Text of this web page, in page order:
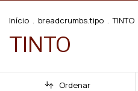
Início . breadcrumbs.tipo . TINTO
TINTO
Ordenar